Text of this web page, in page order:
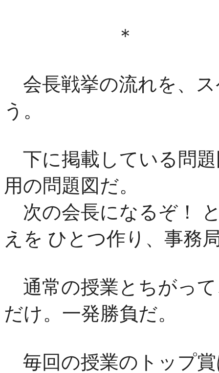
＊
会長戦挙の流れを、
う。
下に掲載している問
用の問題図だ。
次の会長になるぞ！
えを ひとつ作り、事務
通常の授業とちがっ
だけ。一発勝負だ。
毎回の授業のトップ